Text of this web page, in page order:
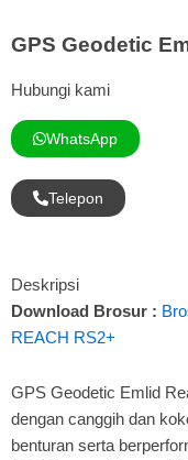
GPS Geodetic
Hubungi kami
WhatsApp
Telepon
Deskripsi
Download Brosur :
REACH RS2+
GPS Geodetic Emlid
dengan canggih dan
benturan serta